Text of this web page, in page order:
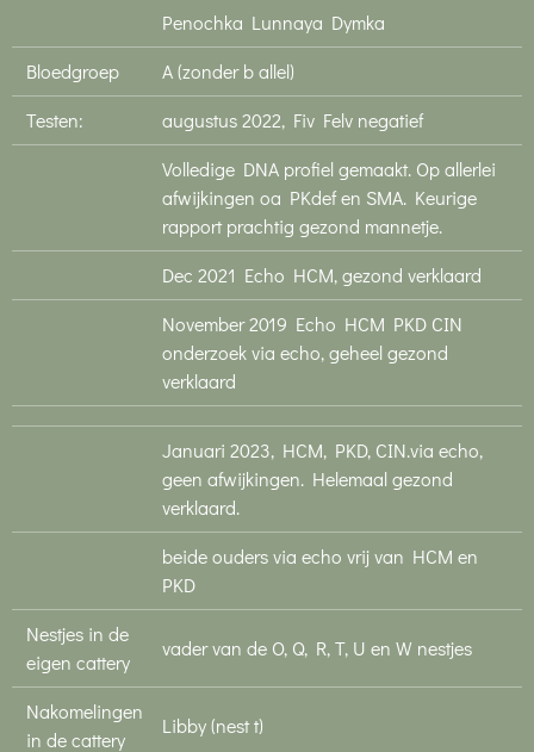
Penochka Lunnaya Dymka
Bloedgroep
A (zonder b allel)
Testen:
augustus 2022, Fiv Felv negatief
Volledige DNA profiel gemaakt. Op allerlei
afwijkingen oa PKdef en SMA. Keurige
rapport prachtig gezond mannetje.
Dec 2021 Echo HCM, gezond verklaard
November 2019 Echo HCM PKD CIN
onderzoek via echo, geheel gezond
verklaard
Januari 2023, HCM, PKD, CIN.via echo,
geen afwijkingen. Helemaal gezond
verklaard.
beide ouders via echo vrij van HCM en
PKD
Nestjes in de
eigen cattery
vader van de O, Q, R, T, U en W nestjes
Nakomelingen
in de cattery
Libby (nest t)